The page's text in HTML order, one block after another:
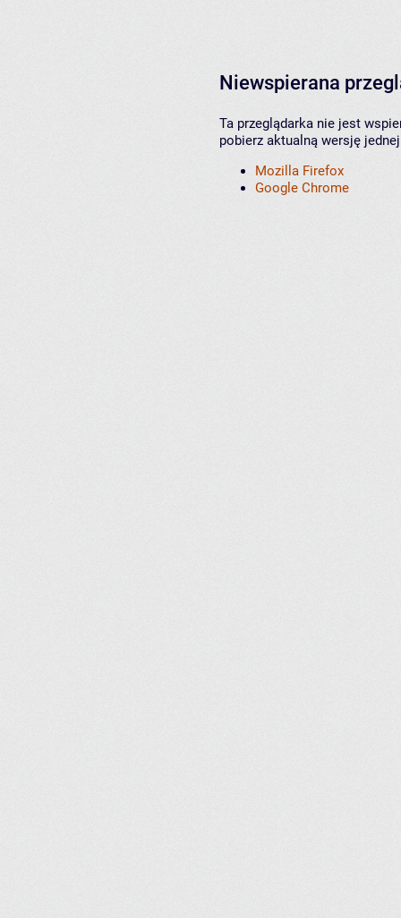
Niewspierana
Ta przeglądarka nie jest
pobierz aktualną wersję
Mozilla Firefox
Google Chrome